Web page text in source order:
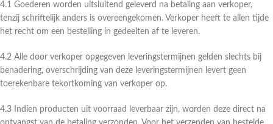
4.1 Goederen worden uitsluitend geleverd na betaling aan verkoper,
tenzij schriftelijk anders is overeengekomen. Verkoper heeft te allen tijde
het recht om een bestelling in gedeelten af te leveren.
4.2 Alle door verkoper opgegeven leveringstermijnen gelden slechts bij
benadering, overschrijding van deze leveringstermijnen levert geen
toerekenbare tekortkoming van verkoper op.
4.3 Indien producten uit voorraad leverbaar zijn, worden deze direct na